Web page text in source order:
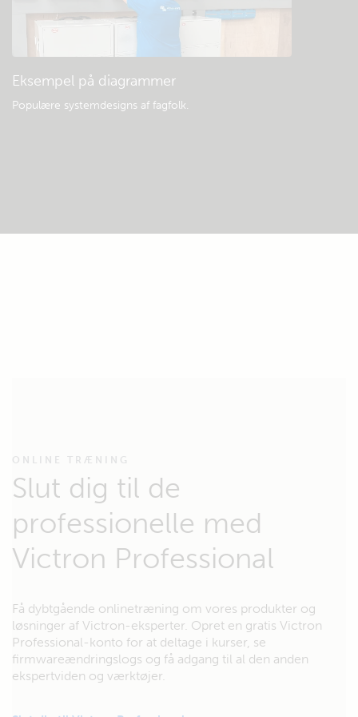
Eksempel på diagrammer
Populære systemdesigns af fagfolk.
ONLINE TRÆNING
Slut dig til de
professionelle med
Victron Professional
Få dybtgående onlinetræning om vores produkter og
løsninger af Victron-eksperter. Opret en gratis Victron
Professional-konto for at deltage i kurser, se
firmwareændringslogs og få adgang til al den anden
ekspertviden og værktøjer.